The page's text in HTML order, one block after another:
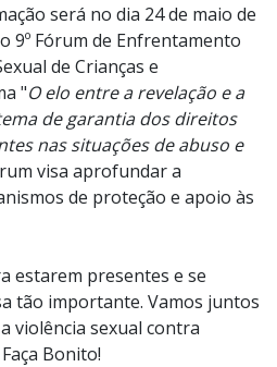
será no dia 24 de maio de
9º Fórum de Enfrentamento
de Crianças e
"O elo entre a revelação e a
de garantia dos direitos
nas situações de abuso e
visa aprofundar a
de proteção e apoio às
estarem presentes e se
tão importante. Vamos juntos
violência sexual contra
Bonito!